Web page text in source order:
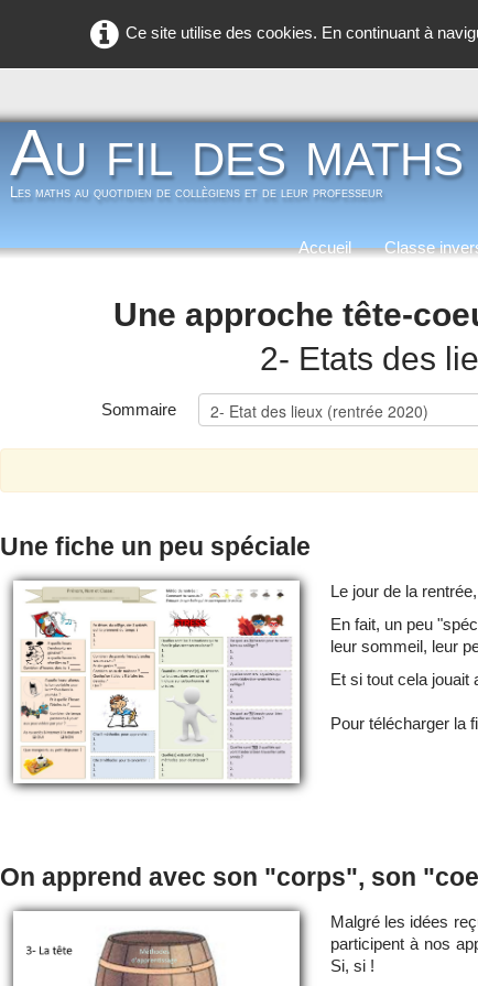
Ce site utilise des cookies. En continuant à
Au fil des maths
Les maths au quotidien de collègiens et de leur professeur
Accueil Classe
Une approche tête-
2- Etats des
Sommaire
Une fiche un peu spéciale
Le jour de la
En fait, un peu
leur sommeil, leur
Et si tout cela jouait
Pour télécharger la
On apprend avec son "corps", son
Malgré les idées
participent à nos
Si, si !